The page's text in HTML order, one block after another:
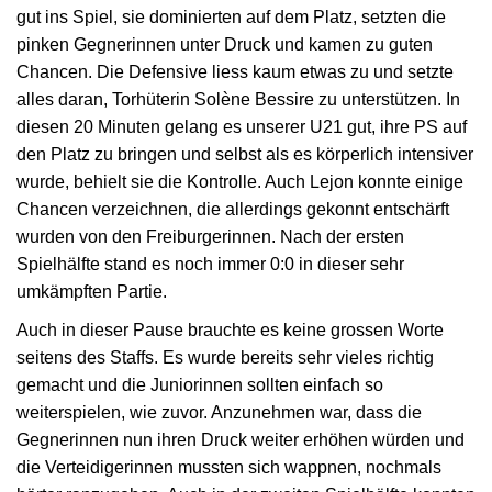
gut ins Spiel, sie dominierten auf dem Platz, setzten die
pinken Gegnerinnen unter Druck und kamen zu guten
Chancen. Die Defensive liess kaum etwas zu und setzte
alles daran, Torhüterin Solène Bessire zu unterstützen. In
diesen 20 Minuten gelang es unserer U21 gut, ihre PS auf
den Platz zu bringen und selbst als es körperlich intensiver
wurde, behielt sie die Kontrolle. Auch Lejon konnte einige
Chancen verzeichnen, die allerdings gekonnt entschärft
wurden von den Freiburgerinnen. Nach der ersten
Spielhälfte stand es noch immer 0:0 in dieser sehr
umkämpften Partie.
Auch in dieser Pause brauchte es keine grossen Worte
seitens des Staffs. Es wurde bereits sehr vieles richtig
gemacht und die Juniorinnen sollten einfach so
weiterspielen, wie zuvor. Anzunehmen war, dass die
Gegnerinnen nun ihren Druck weiter erhöhen würden und
die Verteidigerinnen mussten sich wappnen, nochmals